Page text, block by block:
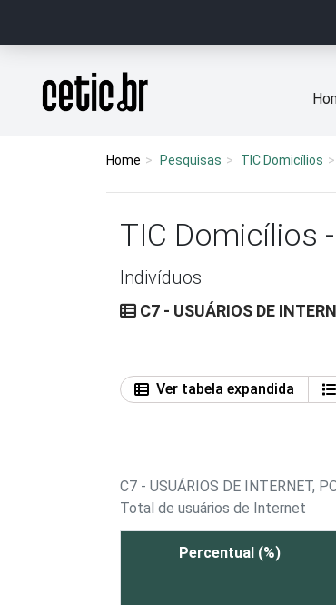
Página inicial
Home Pesquisas TIC Domicílios
TIC Domicílios
Indivíduos
C7 - USUÁRIOS DE
Ver tabela expandida
C7 - USUÁRIOS DE INTERNET,
Total de usuários de Internet
Percentual (%)